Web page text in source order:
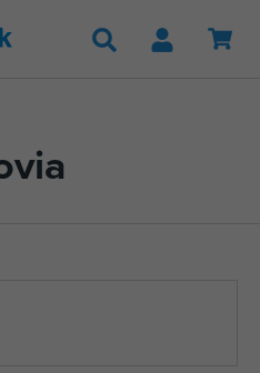
Hľadať